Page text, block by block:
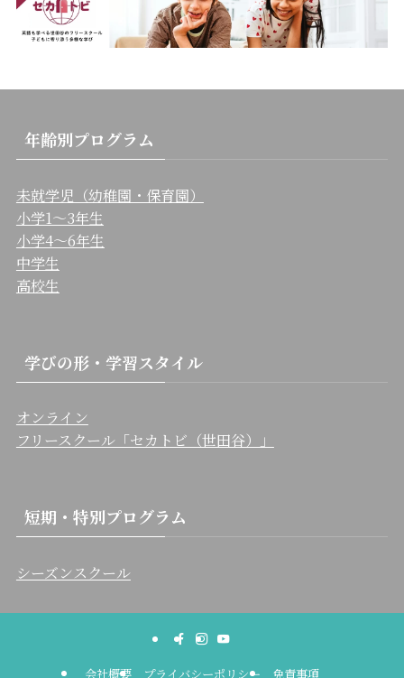
年齢別プログラム
未就学児（幼稚園・保育園）
小学1〜3年生
小学4〜6年生
中学生
高校生
学びの形・学習スタイル
オンライン
フリースクール「セカトビ（世田谷）」
短期・特別プログラム
シーズンスクール
会社概要 プライバシーポリシー 免責事項